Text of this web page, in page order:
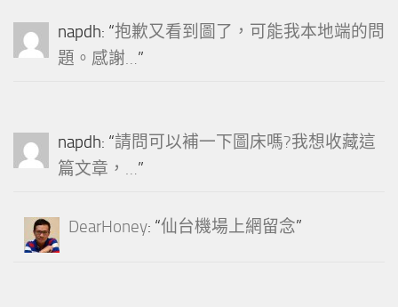
napdh: “抱歉又看到圖了，可能我本地端的問
題。感謝…”
napdh: “請問可以補一下圖床嗎?我想收藏這
篇文章，…”
DearHoney: “仙台機場上網留念”